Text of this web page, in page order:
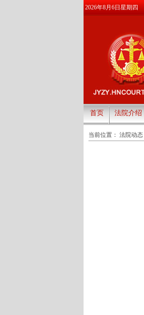
2026年8月6日星期四
首页 法院介绍
当前位置： 法院动态